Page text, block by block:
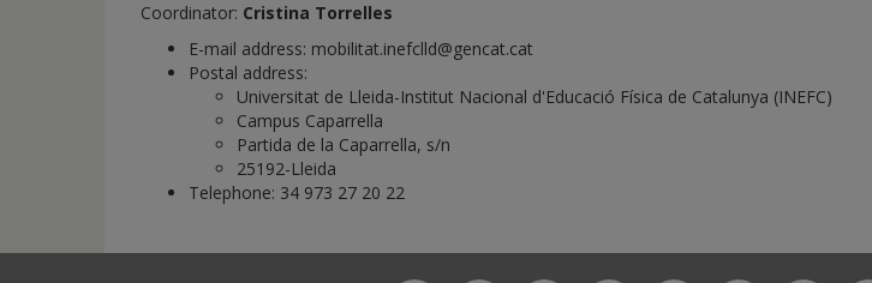
página
de
inicio
Coordinator: Cristina Torrelles
E-mail address: mobilitat.inefclld@gencat.cat
Postal address:
Universitat de Lleida-Institut Nacional d'Educació Física de Catalunya (INEFC)
Campus Caparrella
Partida de la Caparrella, s/n
25192-Lleida
Telephone: 34 973 27 20 22